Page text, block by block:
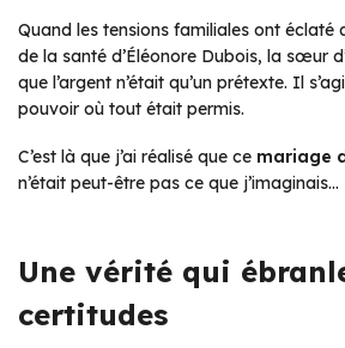
Quand les tensions familiales ont éclaté
de la santé d’Éléonore Dubois, la sœur
que l’argent n’était qu’un prétexte. Il
pouvoir où tout était permis.
C’est là que j’ai réalisé que ce mariage
n’était peut-être pas ce que j’imaginais…
Une vérité qui
certitudes